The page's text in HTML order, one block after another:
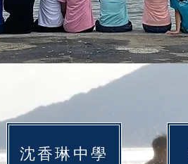
沈香琳中學